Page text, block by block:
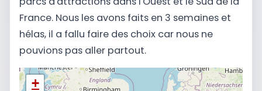
France. Nous les avons faits en 3 semaines et
hélas, il a fallu faire des choix car nous ne
pouvions pas aller partout.
+